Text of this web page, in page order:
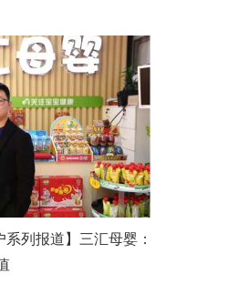
系列报道】三汇母婴：